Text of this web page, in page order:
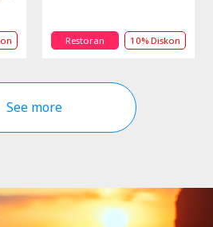
Restoran 10% Diskon
See more